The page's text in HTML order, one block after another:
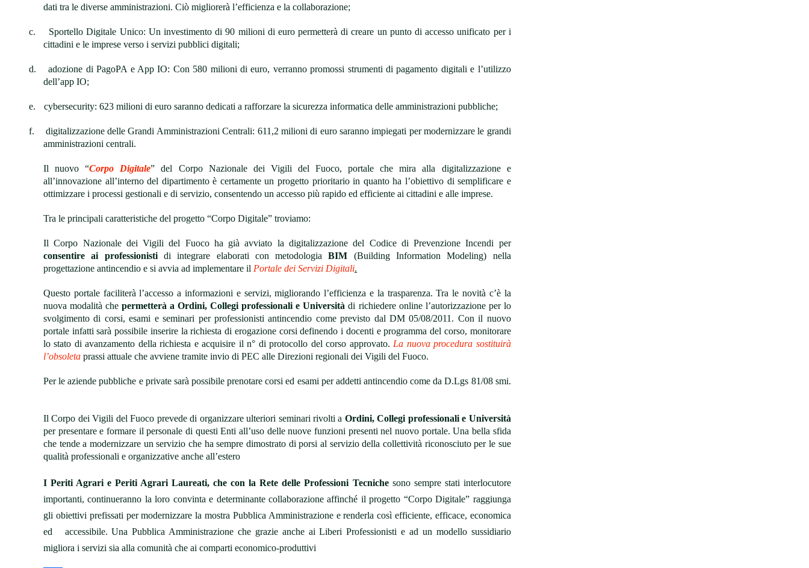
dati tra le diverse amministrazioni. Ciò migliorerà l’efficienza e la collaborazione;
c.
Sportello Digitale Unico: Un investimento di 90 milioni di euro permetterà di creare un punto di accesso unificato per i
cittadini e le imprese verso i servizi pubblici digitali;
d.
adozione di PagoPA e App IO: Con 580 milioni di euro, verranno promossi strumenti di pagamento digitali e l’utilizzo
dell’app IO;
e. cybersecurity: 623 milioni di euro saranno dedicati a rafforzare la sicurezza informatica delle amministrazioni pubbliche;
f.
digitalizzazione delle Grandi Amministrazioni Centrali: 611,2 milioni di euro saranno impiegati per modernizzare le grandi
amministrazioni centrali.
Il nuovo “Corpo Digitale” del Corpo Nazionale dei Vigili del Fuoco, portale che mira alla digitalizzazione e
all’innovazione all’interno del dipartimento è certamente un progetto prioritario in quanto ha l’obiettivo di semplificare e
ottimizzare i processi gestionali e di servizio, consentendo un accesso più rapido ed efficiente ai cittadini e alle imprese.
Tra le principali caratteristiche del progetto “Corpo Digitale” troviamo:
Il Corpo Nazionale dei Vigili del Fuoco ha già avviato la digitalizzazione del Codice di Prevenzione Incendi per
consentire ai professionistidi integrare elaborati con metodologiaBIM (Building Information Modeling) nella
progettazione antincendio e si avvia ad implementare il Portale dei Servizi Digitali.
Questo portale faciliterà l’accesso a informazioni e servizi, migliorando l’efficienza e la trasparenza. Tra le novità c’è la
nuova modalità chepermetterà a Ordini, Collegi professionali e Università di richiedere online l’autorizzazione per lo
svolgimento di corsi, esami e seminari per professionisti antincendio come previsto dal DM 05/08/2011. Con il nuovo
portale infatti sarà possibile inserire la richiesta di erogazione corsi definendo i docenti e programma del corso, monitorare
lo stato di avanzamento della richiesta e acquisire il n° di protocollo del corso approvato. La nuova procedura sostituirà
l’obsoleta prassi attuale che avviene tramite invio di PEC alle Direzioni regionali dei Vigili del Fuoco.
Per le aziende pubbliche e private sarà possibile prenotare corsi ed esami per addetti antincendio come da D.Lgs 81/08 smi.
Il Corpo dei Vigili del Fuoco prevede di organizzare ulteriori seminari rivolti a Ordini, Collegi professionali e Università
per presentare e formare il personale di questi Enti all’uso delle nuove funzioni presenti nel nuovo portale. Una bella sfida
che tende a modernizzare un servizio che ha sempre dimostrato di porsi al servizio della collettività riconosciuto per le sue
qualità professionali e organizzative anche all’estero
I Periti Agrari e Periti Agrari Laureati, che con la Rete delle Professioni Tecnichesono sempre stati interlocutore
importanti, continueranno la loro convinta e determinante collaborazione affinché il progetto “Corpo Digitale” raggiunga
gli obiettivi prefissati per modernizzare la mostra Pubblica Amministrazione e renderla così efficiente, efficace, economica
ed
accessibile. Una Pubblica Amministrazione che grazie anche ai Liberi Professionisti e ad un modello sussidiario
migliora i servizi sia alla comunità che ai comparti economico-produttivi